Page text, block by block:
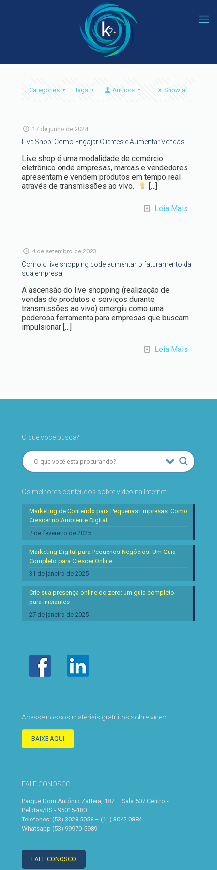
Categories Tags Authors Show all
17 de junho de 2024
Live Shop: Como Engajar Clientes e Aumentar Vendas
Live shop é uma modalidade de comércio
eletrônico onde empresas, marcas e vendedores
apresentam e vendem produtos em tempo real
através de transmissões ao vivo.
[…]
Leia Mais
4 de setembro de 2023
Como o live shopping pode aumentar o faturamento da
sua empresa
A ascensão do live shopping (realização de
vendas de produtos e serviços durante
transmissões ao vivo) emergiu como uma
poderosa ferramenta para empresas que buscam
impulsionar […]
Leia Mais
O que você busca?
Os melhores conteúdos sobre vídeo na Internet
Marketing de Conteúdo para Pequenas Empresas: Como
Crescer no Ambiente Digital
7 de fevereiro de 2025
Marketing Digital para Pequenos Negócios: Um Guia
Completo para Crescer Online
31 de janeiro de 2025
Crie sua presença online do zero: um guia completo
para iniciantes
27 de janeiro de 2025
Acesse nossos materiais gratuitos sobre vídeo
BAIXE AQUI
FALE CONOSCO
Parque Dom Antônio Zattera, 187 – Sala 507 Centro -
Pelotas/RS - 96015-180
Telefones: (53) 3028.5058 – (11) 3042.0884
Whatsapp (53) 99970-5989
FALE CONOSCO